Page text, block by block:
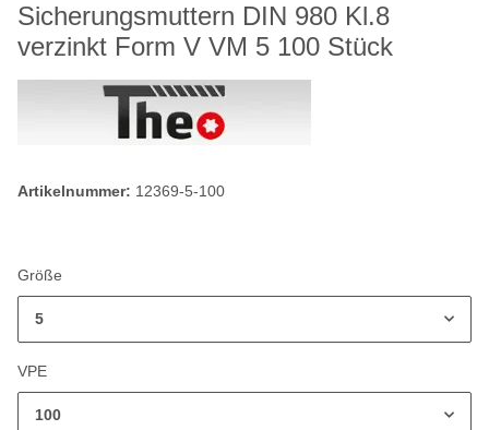
Sicherungsmuttern DIN 980 Kl.8
verzinkt Form V VM 5 100 Stück
Artikelnummer: 12369-5-100
Größe
5
VPE
100